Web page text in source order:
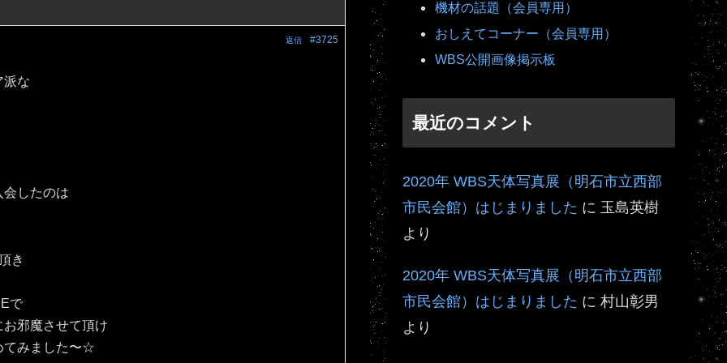
#3725
返信
派な
したのは
き
で
邪魔させて頂け
てみました〜☆
機材の話題（会員専用）
おしえてコーナー（会員専用）
WBS公開画像掲示板
最近のコメント
2020年 WBS天体写真展（明石市立西部
市民会館）はじまりました に 玉島英樹
より
2020年 WBS天体写真展（明石市立西部
市民会館）はじまりました に 村山彰男
より